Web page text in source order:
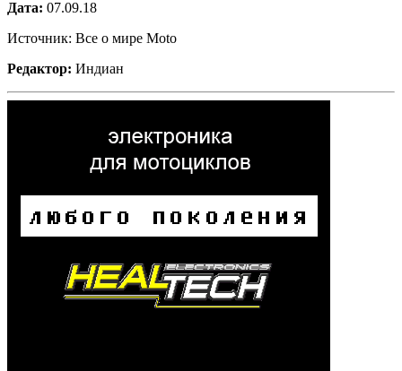
Дата: 07.09.18
Источник: Все о мире Moto
Редактор: Индиан